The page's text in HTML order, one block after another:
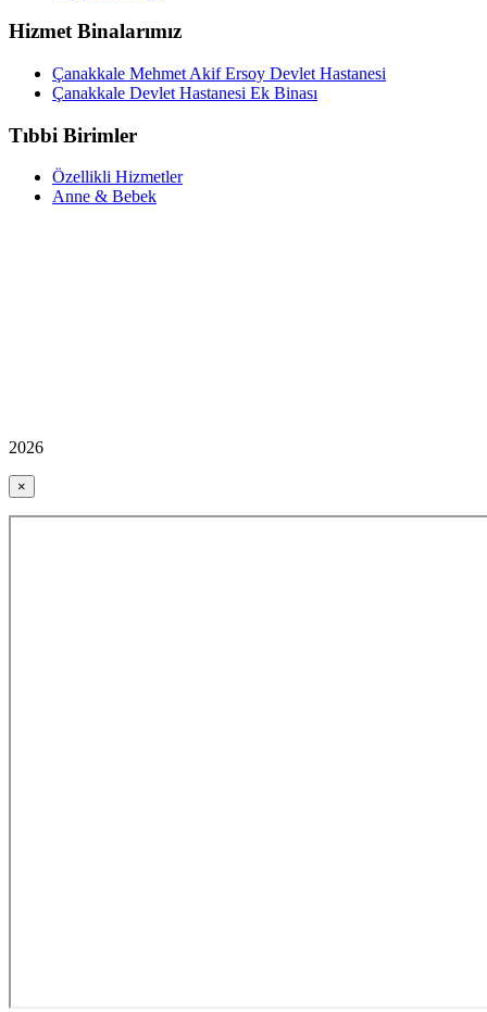
Hizmet Binalarımız
Çanakkale Mehmet Akif Ersoy Devlet Hastanesi
Çanakkale Devlet Hastanesi Ek Binası
Tıbbi Birimler
Özellikli Hizmetler
Anne & Bebek
2026
×